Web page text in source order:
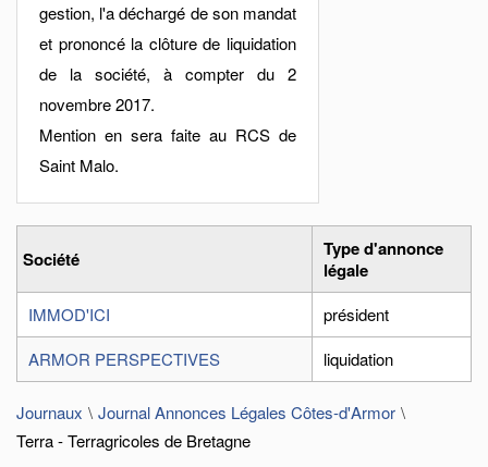
gestion, l'a déchargé de son mandat
et prononcé la clôture de liquidation
de la société, à compter du 2
novembre 2017.
Mention en sera faite au RCS de
Saint Malo.
Société
Type d'annonce
légale
IMMOD'ICI
président
ARMOR PERSPECTIVES
liquidation
Journaux
Journal Annonces Légales Côtes-d'Armor
Terra - Terragricoles de Bretagne